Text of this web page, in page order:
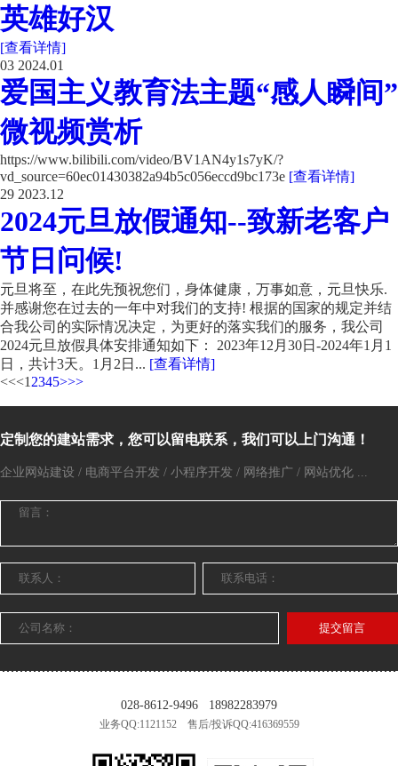
英雄好汉
[查看详情]
03 2024.01
爱国主义教育法主题“感人瞬间”
微视频赏析
https://www.bilibili.com/video/BV1AN4y1s7yK/?
vd_source=60ec01430382a94b5c056eccd9bc173e [查看详情]
29 2023.12
2024元旦放假通知--致新老客户
节日问候!
元旦将至，在此先预祝您们，身体健康，万事如意，元旦快乐.
并感谢您在过去的一年中对我们的支持! 根据的国家的规定并结
合我公司的实际情况决定，为更好的落实我们的服务，我公司
2024元旦放假具体安排通知如下： 2023年12月30日-2024年1月1
日，共计3天。1月2日... [查看详情]
<<<1 2345>>>
定制您的建站需求，您可以留电联系，我们可以上门沟通！
企业网站建设 / 电商平台开发 / 小程序开发 / 网络推广 / 网站优化 ...
提交留言
028-8612-9496 18982283979
业务QQ:1121152 售后/投诉QQ:416369559